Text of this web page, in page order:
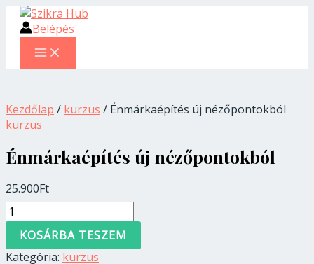
Skip
content
Belépés
MENU
Kezdőlap / kurzus / Énmárkaépítés új nézőpontokból
kurzus
Énmárkaépítés új nézőpontokból
25.900Ft
Énmárkaépítés
nézőpontokból
mennyiség
KOSÁRBA TESZEM
Kategória: kurzus